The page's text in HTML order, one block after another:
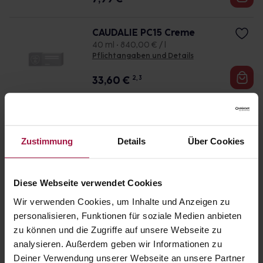
Zustimmung Details Über Cookies
Diese Webseite verwendet Cookies
Wir verwenden Cookies, um Inhalte und Anzeigen zu
personalisieren, Funktionen für soziale Medien anbieten
zu können und die Zugriffe auf unsere Webseite zu
analysieren. Außerdem geben wir Informationen zu
Deiner Verwendung unserer Webseite an unsere Partner
CAUDALIE PC15 Creme
40 ml • 840,00 € / l
Pflichtangaben und Details
33,60 € 2, 3
tcreme
50 ml • 1.079,00 € / l
NIGHT REPLENISHER normal
e/trockene Haut Creme
50 ml • 820,00 € / l
Pflichtangaben und Details